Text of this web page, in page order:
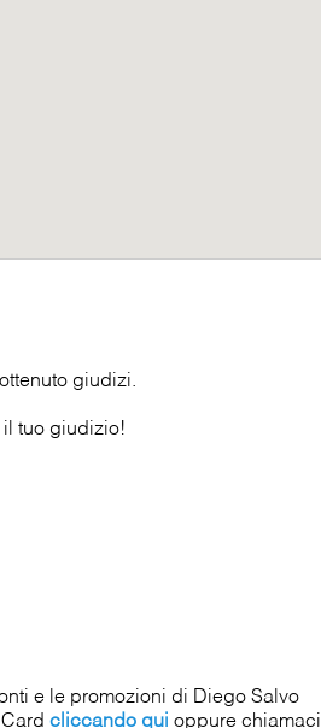
giudizi.
il tuo giudizio!
e le promozioni di Diego Salvo
Cardcliccando qui oppure chiamaci